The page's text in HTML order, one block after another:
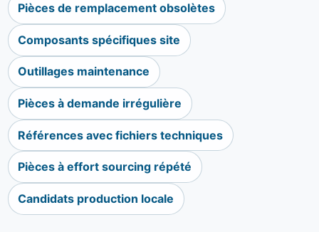
Pièces de remplacement obsolètes
Composants spécifiques site
Outillages maintenance
Pièces à demande irrégulière
Références avec fichiers techniques
Pièces à effort sourcing répété
Candidats production locale